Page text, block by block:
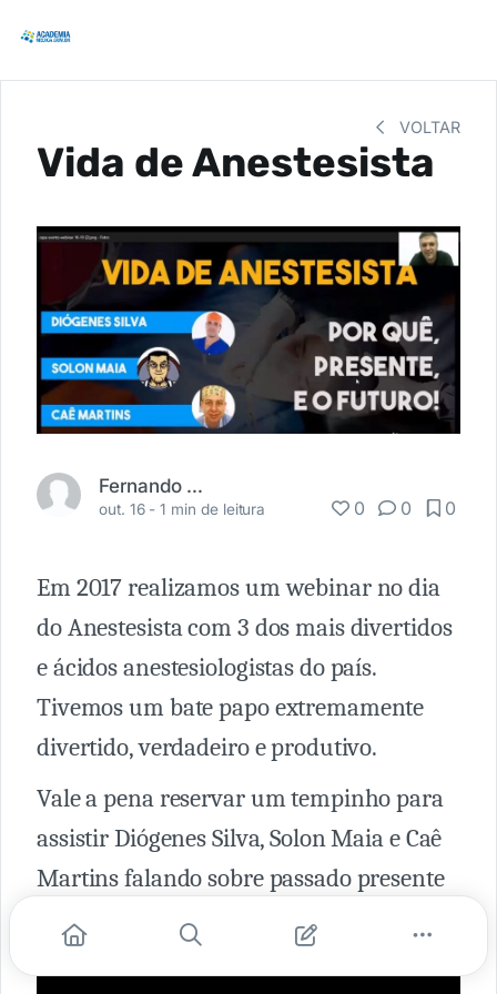
VOLTAR
Vida de Anestesista
Fernando Carbonieri
out. 16 -1 min de leitura 0 0 0
Em 2017 realizamos um webinar no dia
do Anestesista com 3 dos mais divertidos
e ácidos anestesiologistas do país.
Tivemos um bate papo extremamente
divertido, verdadeiro e produtivo.
Vale a pena reservar um tempinho para
assistir Diógenes Silva, Solon Maia e Caê
Martins falando sobre passado presente
e futuro da profissão!